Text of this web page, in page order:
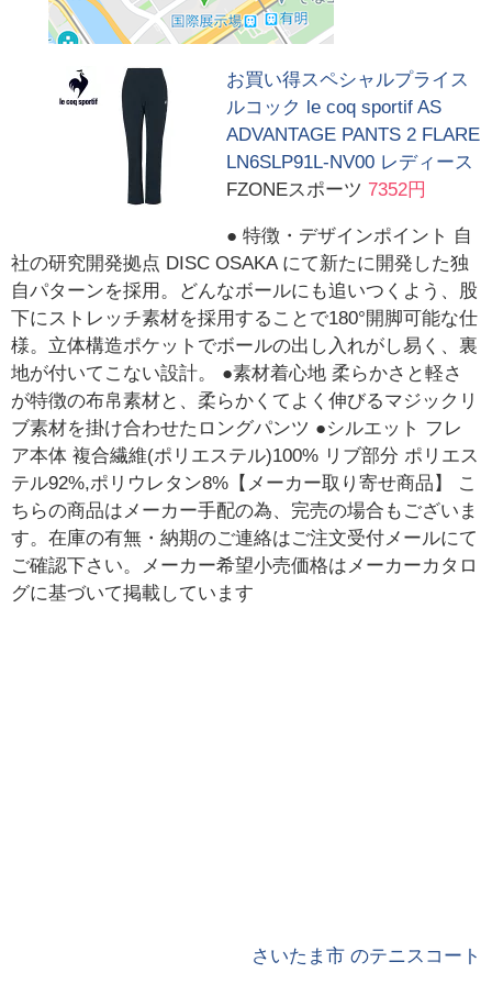
お買い得スペシャルプライス
ルコック le coq sportif AS
ADVANTAGE PANTS 2 FLARE
LN6SLP91L-NV00 レディース
FZONEスポーツ 7352円
● 特徴・デザインポイント 自
社の研究開発拠点 DISC OSAKA にて新たに開発した独
自パターンを採用。どんなボールにも追いつくよう、股
下にストレッチ素材を採用することで180°開脚可能な仕
様。立体構造ポケットでボールの出し入れがし易く、裏
地が付いてこない設計。 ●素材着心地 柔らかさと軽さ
が特徴の布帛素材と、柔らかくてよく伸びるマジックリ
ブ素材を掛け合わせたロングパンツ ●シルエット フレ
ア本体 複合繊維(ポリエステル)100% リブ部分 ポリエス
テル92%,ポリウレタン8%【メーカー取り寄せ商品】 こ
ちらの商品はメーカー手配の為、完売の場合もございま
す。在庫の有無・納期のご連絡はご注文受付メールにて
ご確認下さい。メーカー希望小売価格はメーカーカタロ
グに基づいて掲載しています
さいたま市 のテニスコート